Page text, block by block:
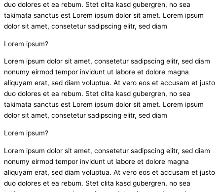
duo dolores et ea rebum. Stet clita kasd gubergren, no sea
takimata sanctus est Lorem ipsum dolor sit amet. Lorem ipsum
dolor sit amet, consetetur sadipscing elitr, sed diam
Lorem ipsum?
Lorem ipsum dolor sit amet, consetetur sadipscing elitr, sed diam
nonumy eirmod tempor invidunt ut labore et dolore magna
aliquyam erat, sed diam voluptua. At vero eos et accusam et justo
duo dolores et ea rebum. Stet clita kasd gubergren, no sea
takimata sanctus est Lorem ipsum dolor sit amet. Lorem ipsum
dolor sit amet, consetetur sadipscing elitr, sed diam
Lorem ipsum?
Lorem ipsum dolor sit amet, consetetur sadipscing elitr, sed diam
nonumy eirmod tempor invidunt ut labore et dolore magna
aliquyam erat, sed diam voluptua. At vero eos et accusam et justo
duo dolores et ea rebum. Stet clita kasd gubergren, no sea